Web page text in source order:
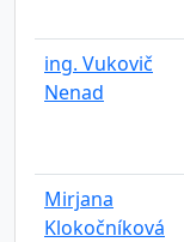
ing. Vukovič
Nenad
Mirjana
Klokočníková